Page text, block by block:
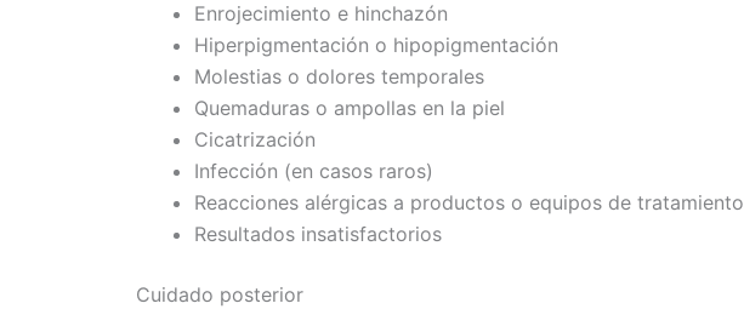
Enrojecimiento e hinchazón
Hiperpigmentación o hipopigmentación
Molestias o dolores temporales
Quemaduras o ampollas en la piel
Cicatrización
Infección (en casos raros)
Reacciones alérgicas a productos o equipos de tratamiento
Resultados insatisfactorios
Cuidado posterior